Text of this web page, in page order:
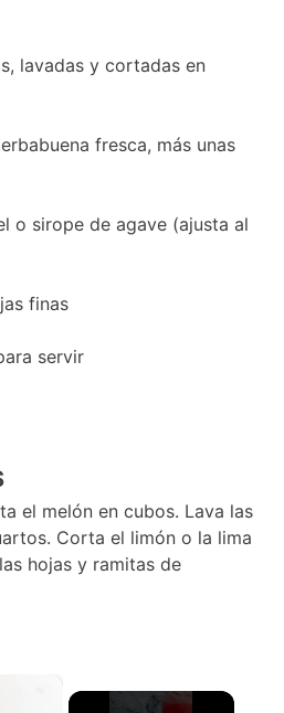
lavadas y cortadas en
fresca, más unas
o sirope de agave (ajusta al
finas
servir
el melón en cubos. Lava las
Corta el limón o la lima
hojas y ramitas de